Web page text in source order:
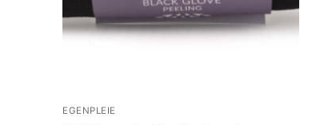
EGENPLEIE